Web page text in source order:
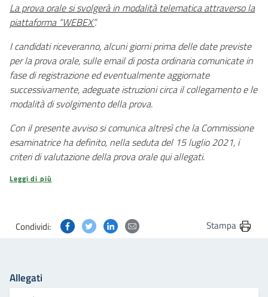
La prova orale si svolgerà in modalità telematica attraverso la
piattaforma “WEBEX”.
I candidati riceveranno, alcuni giorni prima delle date previste
per la prova orale, sulle email di posta ordinaria comunicate in
fase di registrazione ed eventualmente aggiornate
successivamente, adeguate istruzioni circa il collegamento e le
modalità di svolgimento della prova.
Con il presente avviso si comunica altresì che la Commissione
esaminatrice ha definito, nella seduta del 15 luglio 2021, i
criteri di valutazione della prova orale qui allegati.
Leggi di più
Condividi: Condividi questa pagina su Facebook
Condividi questa pagina su Twitter
Condividi questa pagina su Linkedin
Condividi questa pagina via
Stampa
Allegati